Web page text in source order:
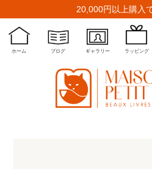
20,000円以上購入
ホーム ブログ ギャラリー ラッピング